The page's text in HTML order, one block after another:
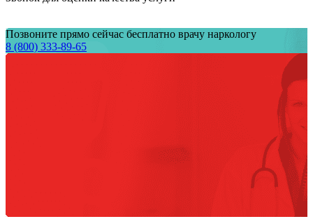
Позвоните прямо сейчас бесплатно врачу наркологу
8 (800) 333-89-65